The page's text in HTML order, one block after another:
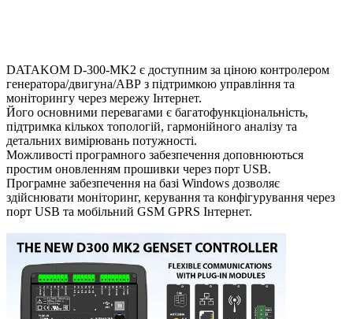
DATAKOM D-300-MK2 є доступним за ціною контролером
генератора/двигуна/АВР з підтримкою управління та
моніторингу через мережу Інтернет.
Його основними перевагами є багатофункціональність,
підтримка кількох топологій, гармонійного аналізу та
детальних вимірювань потужності.
Можливості програмного забезпечення доповнюються
простим оновленням прошивки через порт USB.
Програмне забезпечення на базі Windows дозволяє
здійснювати моніторинг, керування та конфігурування через
порт USB та мобільний GSM GPRS Інтернет.